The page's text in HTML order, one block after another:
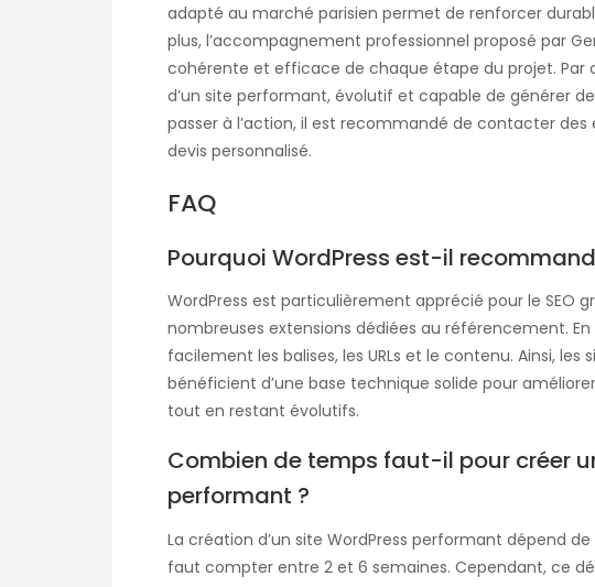
adapté au marché parisien permet de renforcer
plus, l’accompagnement professionnel proposé par
cohérente et efficace de chaque étape du projet. Par
d’un site performant, évolutif et capable de générer
passer à l’action, il est recommandé de contacter des
devis personnalisé.
FAQ
Pourquoi WordPress est-il
WordPress est particulièrement apprécié pour le SEO
nombreuses extensions dédiées au référencement.
facilement les balises, les URLs et le contenu. Ainsi, les
bénéficient d’une base technique solide pour
tout en restant évolutifs.
Combien de temps faut-il pour créer
performant ?
La création d’un site WordPress performant dépend
faut compter entre 2 et 6 semaines. Cependant, ce